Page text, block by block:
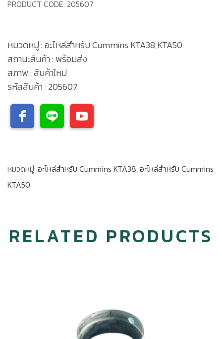
PRODUCT CODE: 205607
หมวดหมู่ : อะไหล่สำหรับ Cummins KTA38,KTA50
สถานะสินค้า : พร้อมส่ง
สภาพ : สินค้าใหม่
รหัสสินค้า : 205607
หมวดหมู่: อะไหล่สำหรับ Cummins KTA38,อะไหล่สำหรับ Cummins
KTA50
RELATED PRODUCTS